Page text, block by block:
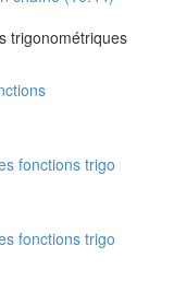
trigonométriques
fonctions trigo
fonctions trigo